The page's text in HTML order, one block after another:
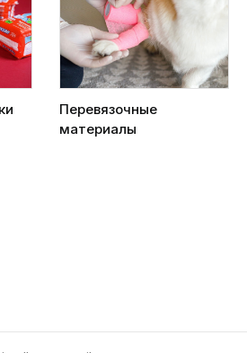
Перевязочные
материалы